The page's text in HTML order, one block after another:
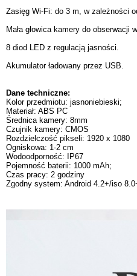
Zasięg Wi-Fi: do 3 m, w zależności
Mała głowica kamery do obserwacji
8 diod LED z regulacją jasności.
Akumulator ładowany przez USB.
Dane techniczne:
Kolor przedmiotu: jasnoniebieski;
Materiał: ABS PC
Średnica kamery: 8mm
Czujnik kamery: CMOS
Rozdzielczość pikseli: 1920 x 1080
Ogniskowa: 1-2 cm
Wodoodporność: IP67
Pojemność baterii: 1000 mAh;
Czas pracy: 2 godziny
Zgodny system: Android 4.2+/iso